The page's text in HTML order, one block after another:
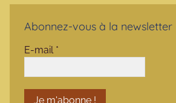
Abonnez-vous à la newsletter
E-mail *